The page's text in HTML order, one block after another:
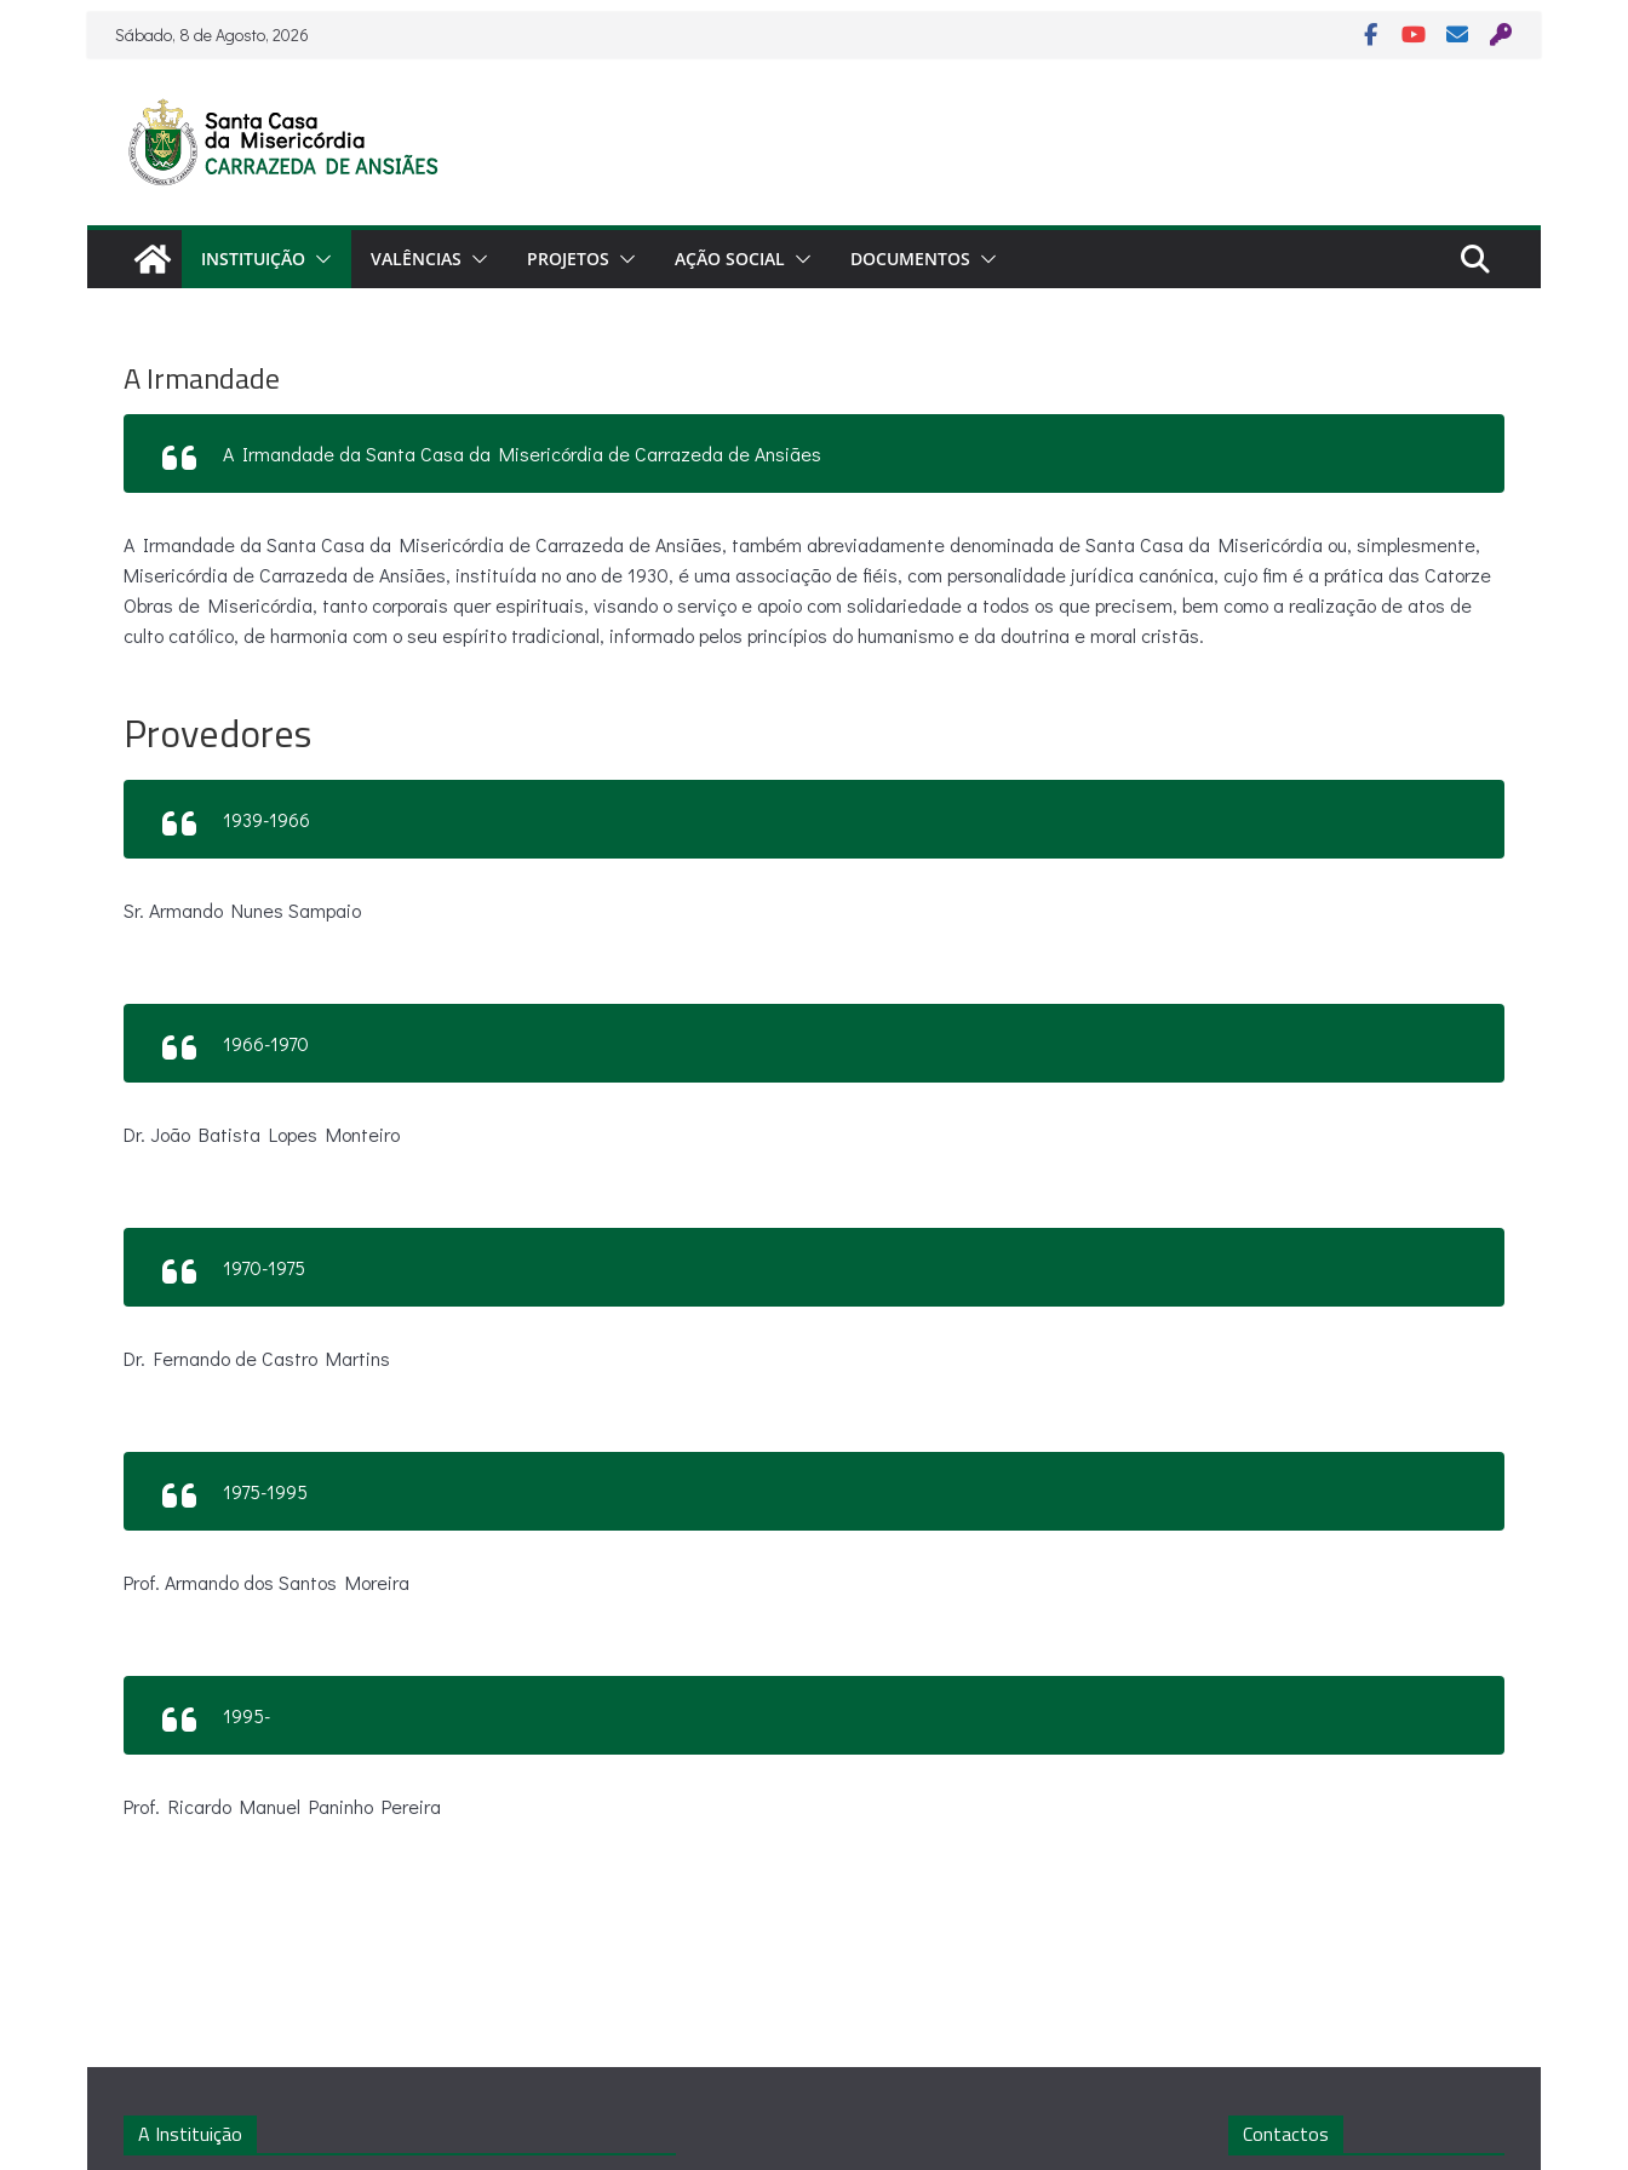
SkipSábado, 8 de Agosto, 2026
INSTITUIÇÃO VALÊNCIAS PROJETOS AÇÃO SOCIAL DOCUMENTOS
A Irmandade
A Irmandade da Santa Casa da Misericórdia de Carrazeda de Ansiães
A Irmandade da Santa Casa da Misericórdia de Carrazeda de Ansiães, também abreviadamente denominada de Santa Casa da Misericórdia ou, simplesmente,
Misericórdia de Carrazeda de Ansiães, instituída no ano de 1930, é uma associação de fiéis, com personalidade jurídica canónica, cujo fim é a prática das Catorze
Obras de Misericórdia, tanto corporais quer espirituais, visando o serviço e apoio com solidariedade a todos os que precisem, bem como a realização de atos de
culto católico, de harmonia com o seu espírito tradicional, informado pelos princípios do humanismo e da doutrina e moral cristãs.
Provedores
1939-1966
Sr. Armando Nunes Sampaio
1966-1970
Dr. João Batista Lopes Monteiro
1970-1975
Dr. Fernando de Castro Martins
1975-1995
Prof. Armando dos Santos Moreira
1995-
Prof. Ricardo Manuel Paninho Pereira
A Instituição Contactos